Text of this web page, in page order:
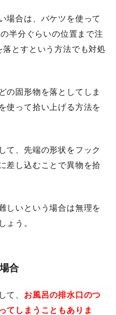
場合は、バケツを使って
半分ぐらいの位置まで注
とすという方法でも対処
の固形物を落としてしま
使って拾い上げる方法を
て、先端の形状をフック
差し込むことで異物を拾
しいという場合は無理を
ょう。
合
て、 お風呂の排水口のつ
てしまうこともありま